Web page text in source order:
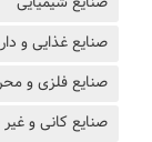
صنایع غذایی و
صنایع فلزی و
صنایع کانی و